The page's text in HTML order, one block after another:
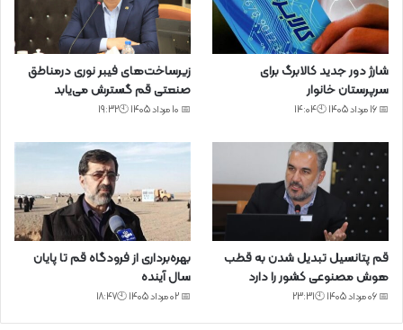
شارژ دور جدید کالابرگ برای
سرپرستان خانوار
📅 16 مرداد 1405 🕙14:04
زیرساخت‌های فیبر نوری درمناطق
صنعتی قم گسترش می‌یابد
📅 10 مرداد 1405 🕙19:32
قم پتانسیل تبدیل شدن به قطب
هوش مصنوعی کشور را دارد
📅 06 مرداد 1405 🕙23:31
بهره‌برداری از فرودگاه قم تا پایان
سال آینده
📅 02 مرداد 1405 🕙18:47